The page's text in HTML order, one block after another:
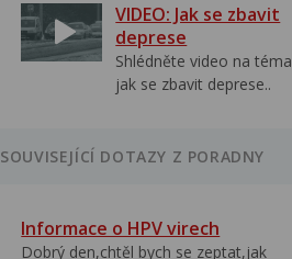
VIDEO: Jak se zbavit
deprese
Shlédněte video na téma
jak se zbavit deprese..
SOUVISEJÍCÍ DOTAZY Z PORADNY
Informace o HPV virech
Dobrý den,chtěl bych se zeptat,jak